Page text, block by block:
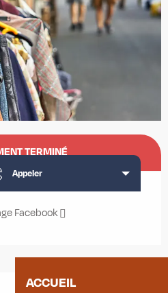
ACCUEIL
TERMINÉ
Appeler
Facebook